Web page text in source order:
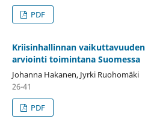
PDF
Kriisinhallinnan vaikuttavuuden
arviointi toimintana Suomessa
Johanna Hakanen, Jyrki Ruohomäki
26-41
PDF